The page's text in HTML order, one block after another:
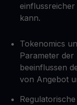
kann.
Tokenomics
Parameter der
beeinflussen
von Angebot